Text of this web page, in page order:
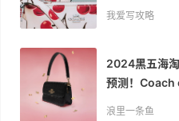
我爱写攻略
2024黑五海
预测！Coach
浪里一条鱼